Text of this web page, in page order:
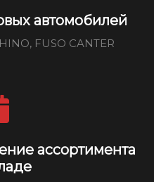
автомобилей
FUSO CANTER
ассортимента